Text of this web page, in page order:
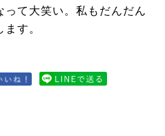
て大笑い。私もだんだん
す。